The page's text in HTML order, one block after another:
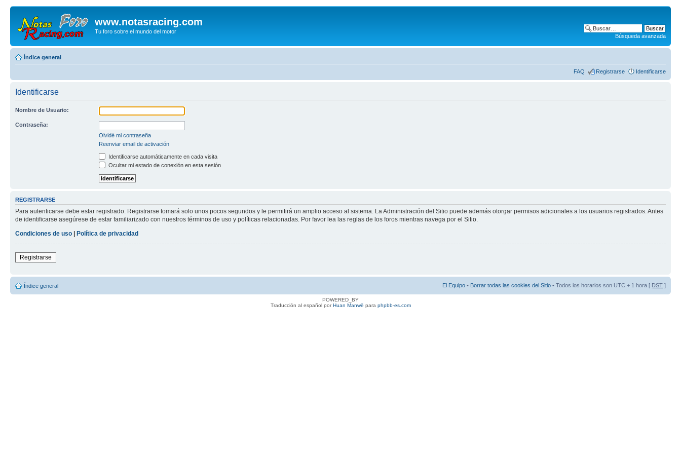
www.notasracing.com
Tu foro sobre el mundo del motor
Búsqueda avanzada
Índice general
FAQ Registrarse Identificarse
Identificarse
Nombre de Usuario:
Contraseña:
Olvidé mi contraseña
Reenviar email de activación
Identificarse automáticamente en cada visita
Ocultar mi estado de conexión en esta sesión
REGISTRARSE
Para autenticarse debe estar registrado. Registrarse tomará solo unos pocos segundos y le permitirá un amplio acceso al sistema. La Administración del Sitio puede además otorgar permisos adicionales a los usuarios registrados. Antes
de identificarse asegúrese de estar familiarizado con nuestros términos de uso y políticas relacionadas. Por favor lea las reglas de los foros mientras navega por el Sitio.
Condiciones de uso
Política de privacidad
Registrarse
Índice general El Equipo • Borrar todas las cookies del Sitio • Todos los horarios son UTC + 1 hora [ DST ]
POWERED_BY
Traducción al español porHuan Manwë para phpbb-es.com